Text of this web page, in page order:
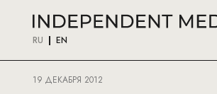
RU EN
19 ДЕКАБРЯ 2012